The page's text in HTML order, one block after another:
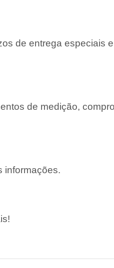
de entrega especiais e
de medição,
informações.